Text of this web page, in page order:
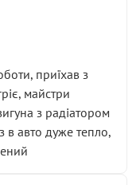
приїхав з
майстри
з радіатором
в авто дуже тепло,